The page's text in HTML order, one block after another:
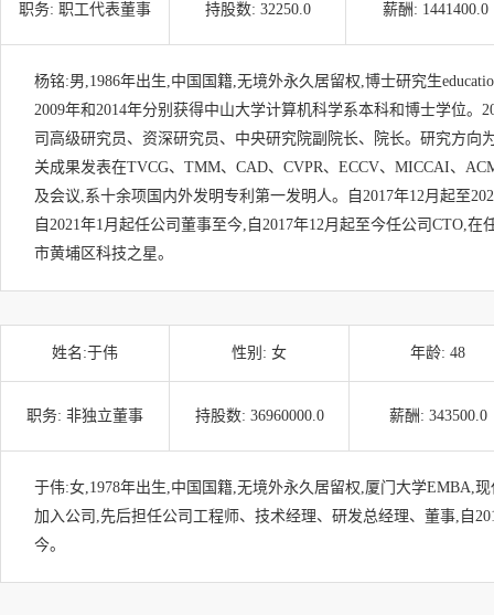
职务: 职工代表董事 持股数: 32250.0 薪酬: 1441400.0
杨铭:男,1986年出生,中国国籍,无境外永久居留权,博士研究生
2009年和2014年分别获得中山大学计算机科学系本科和博士学位。
司高级研究员、资深研究员、中央研究院副院长、院长。研究方向
关成果发表在TVCG、TMM、CAD、CVPR、ECCV、MICCAI、
及会议,系十余项国内外发明专利第一发明人。自2017年12月起至
自2021年1月起任公司董事至今,自2017年12月起至今任公司CTO,在
市黄埔区科技之星。
姓名:于伟 性别: 女 年龄: 48
职务: 非独立董事 持股数: 36960000.0 薪酬: 343500.0
于伟:女,1978年出生,中国国籍,无境外永久居留权,厦门大学EMBA,
加入公司,先后担任公司工程师、技术经理、研发总经理、董事,自
今。